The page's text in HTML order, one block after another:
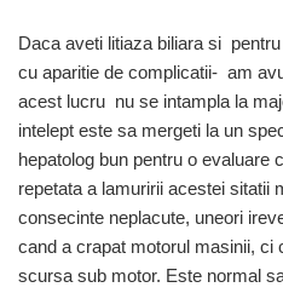
Daca aveti litiaza biliara si
cu aparitie de complicatii- am
acest lucru nu se intampla la
intelept este sa mergeti la un
hepatolog bun pentru o
repetata a lamuririi acestei sitatii
consecinte neplacute, uneori
cand a crapat motorul masinii, ci
scursa sub motor. Este normal